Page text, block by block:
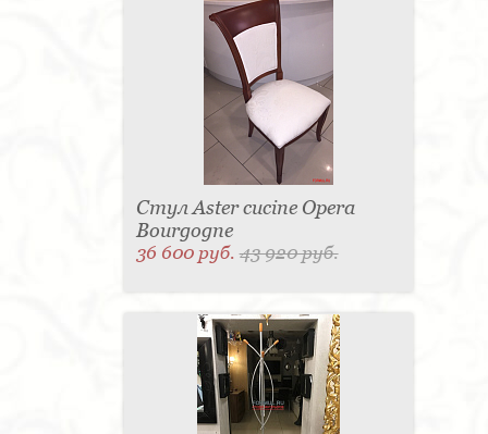
Стул Aster cucine Opera
Bourgogne
36 600 руб.43 920 руб.